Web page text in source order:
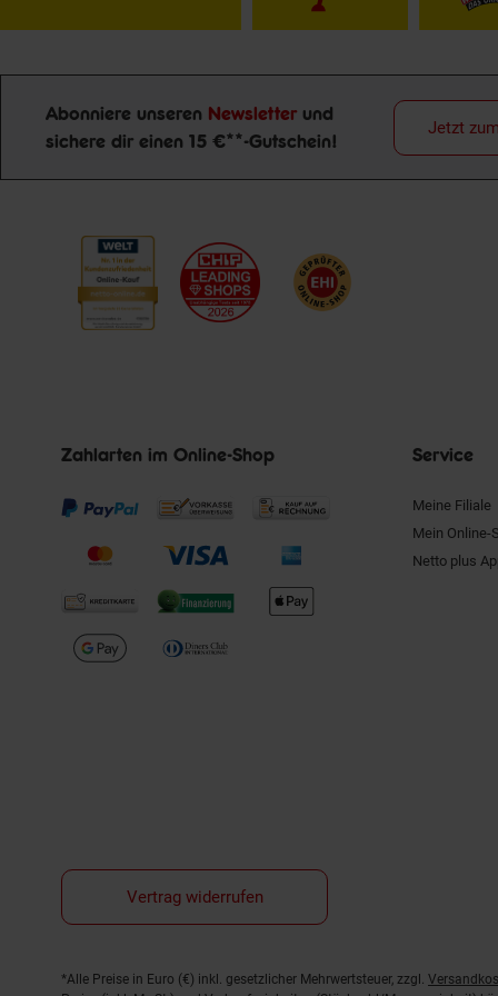
Newsletter Anmeldung
Abonniere unseren Newsletter und
sichere dir einen 15 €**-Gutschein!
Jetzt
Zahlarten im Online-Shop Service
Meine Filiale
Mein Online-
Netto plus
Vertrag widerrufen
Fußnoten
*Alle Preise in Euro (€) inkl. gesetzlicher Mehrwertsteuer, zzgl.